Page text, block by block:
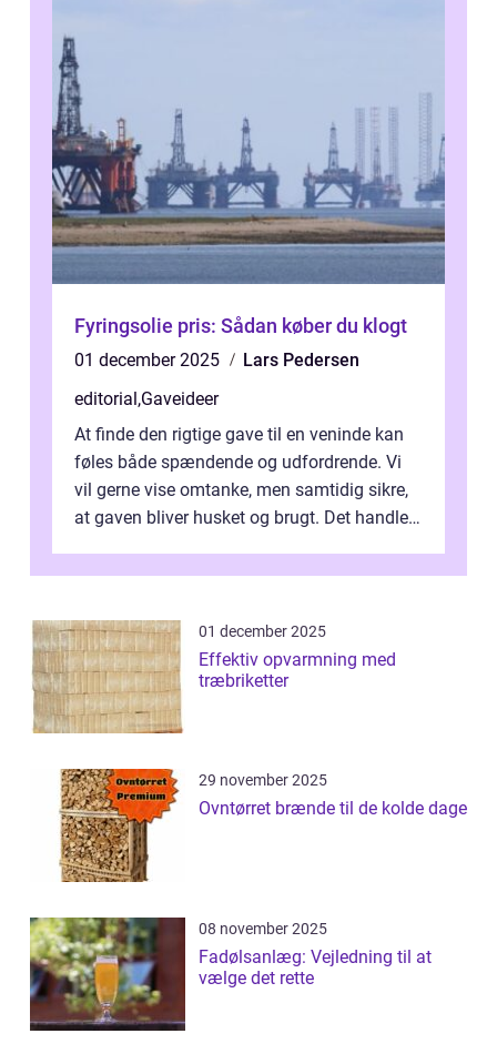
Fyringsolie pris: Sådan køber du klogt
01 december 2025
Lars Pedersen
editorial ,Gaveideer
At finde den rigtige gave til en veninde kan
føles både spændende og udfordrende. Vi
vil gerne vise omtanke, men samtidig sikre,
at gaven bliver husket og brugt. Det handler
01 december 2025
Effektiv opvarmning med
træbriketter
29 november 2025
Ovntørret brænde til de kolde dage
08 november 2025
Fadølsanlæg: Vejledning til at
vælge det rette